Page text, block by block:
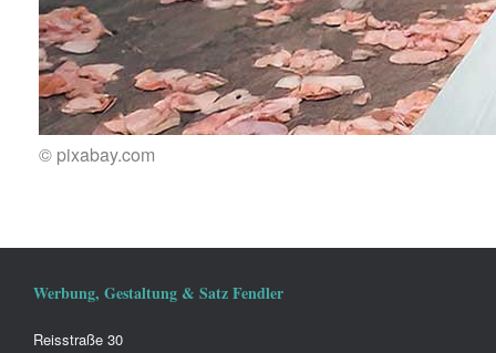
© pixabay.com
Werbung, Gestaltung & Satz Fendler
Reisstraße 30